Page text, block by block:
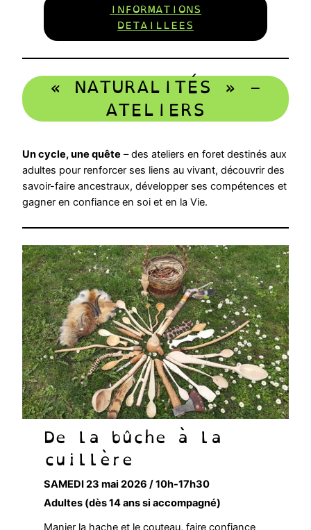
INFORMATIONS
DETAILLEES
« NATURALITÉS » –
ATELIERS
Un cycle, une quête – des ateliers en foret destinés aux
adultes pour renforcer ses liens au vivant, découvrir des
savoir-faire ancestraux, développer ses compétences et
gagner en confiance en soi et en la Vie.
De la bûche à la
cuillère
SAMEDI 23 mai 2026 / 10h-17h30
Adultes (dès 14 ans si accompagné)
Manier la hache et le couteau, faire confiance